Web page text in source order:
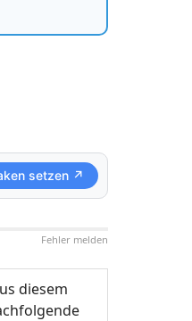
setzen ↗
Fehler melden
diesem